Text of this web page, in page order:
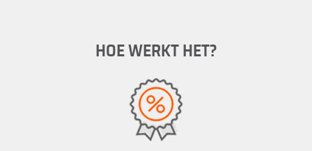
HOE WERKT HET?